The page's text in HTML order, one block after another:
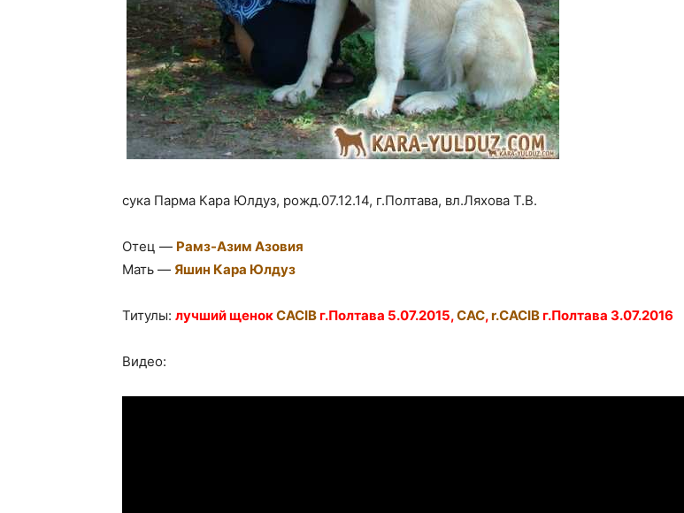
сука Парма Кара Юлдуз, рожд.07.12.14, г.Полтава, вл.Ляхова Т.В.
Отец — Рамз-Азим Азовия
Мать — Яшин Кара Юлдуз
Титулы: лучший щенокCACIBг.Полтава 5.07.2015,CAC,r.CACIBг.Полтава 3.07.2016
Видео: